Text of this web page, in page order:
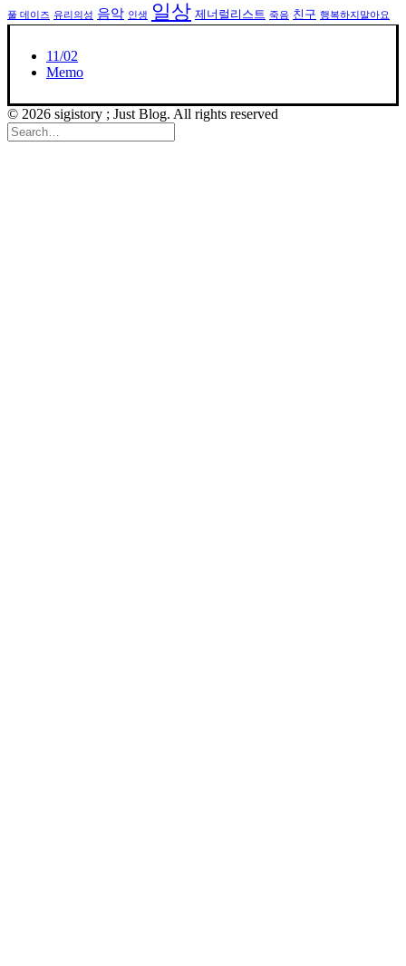
풀 데이즈 유리의성 음악 인생 일상 제너럴리스트 죽음 친구 행복하지말아요
11/02
Memo
© 2026 sigistory ; Just Blog. All rights reserved